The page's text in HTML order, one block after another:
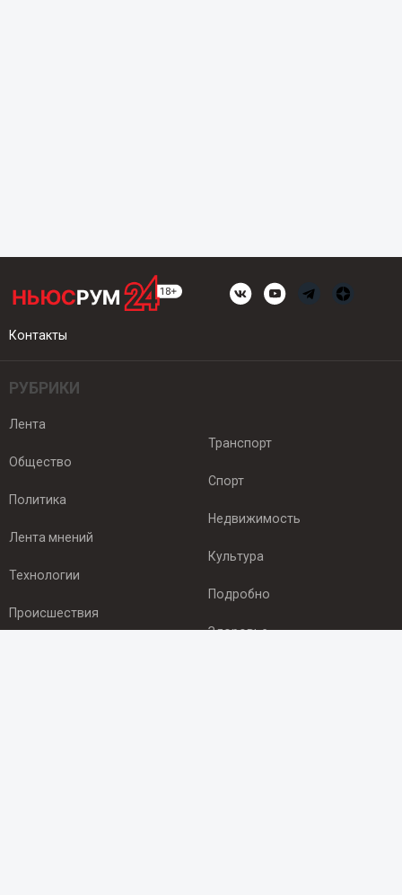
Контакты
РУБРИКИ
Лента
Общество
Политика
Лента мнений
Технологии
Происшествия
Транспорт
Спорт
Недвижимость
Культура
Подробно
Здоровье